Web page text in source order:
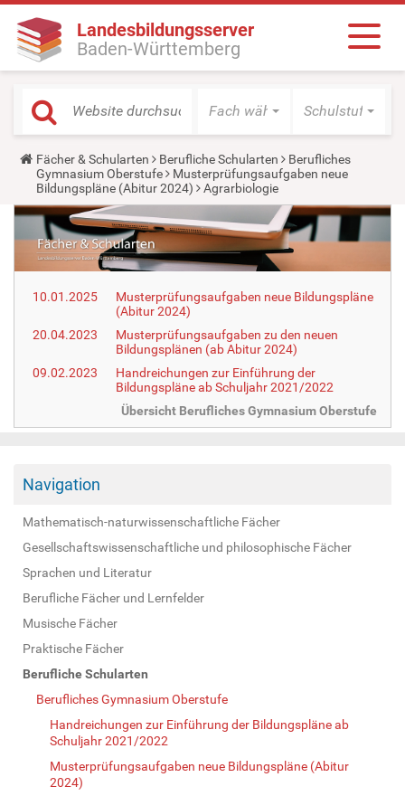
Landesbildungsserver
Baden-Württemberg
Fach wählen Schulstufe
Y
o
u
a
r
h
e
r
:
Fächer & Schularten Berufliche Schularten
Berufliches
Gymnasium Oberstufe
Musterprüfungsaufgaben neue
Bildungspläne (Abitur 2024)
Agrarbiologie
10.01.2025
Musterprüfungsaufgaben neue Bildungspläne
(Abitur 2024)
20.04.2023
Musterprüfungsaufgaben zu den neuen
Bildungsplänen (ab Abitur 2024)
09.02.2023
Handreichungen zur Einführung der
Bildungspläne ab Schuljahr 2021/2022
Übersicht Berufliches Gymnasium Oberstufe
Navigation
Mathematisch-naturwissenschaftliche Fächer
Gesellschaftswissenschaftliche und philosophische Fächer
Sprachen und Literatur
Berufliche Fächer und Lernfelder
Musische Fächer
Praktische Fächer
Berufliche Schularten
Berufliches Gymnasium Oberstufe
Handreichungen zur Einführung der Bildungspläne ab
Schuljahr 2021/2022
Musterprüfungsaufgaben neue Bildungspläne (Abitur
2024)